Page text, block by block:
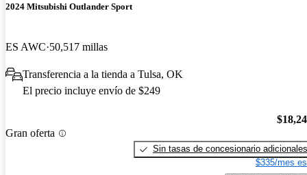
2024 Mitsubishi Outlander Sport
ES AWC 50,517 millas
Transferencia a la tienda a Tulsa, OK
El precio incluye envío de $249
Gran oferta
Sin tasas de concesionario adicionales
$335/mes